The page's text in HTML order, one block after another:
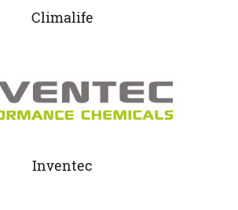
Climalife
Inventec